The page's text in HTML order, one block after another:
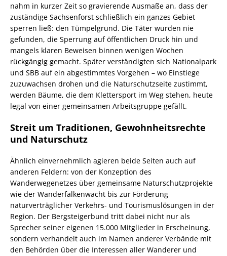
nahm in kurzer Zeit so gravierende Ausmaße an, dass der
zuständige Sachsenforst schließlich ein ganzes Gebiet
sperren ließ: den Tümpelgrund. Die Täter wurden nie
gefunden, die Sperrung auf öffentlichen Druck hin und
mangels klaren Beweisen binnen wenigen Wochen
rückgängig gemacht. Später verständigten sich Nationalpark
und SBB auf ein abgestimmtes Vorgehen – wo Einstiege
zuzuwachsen drohen und die Naturschutzseite zustimmt,
werden Bäume, die dem Klettersport im Weg stehen, heute
legal von einer gemeinsamen Arbeitsgruppe gefällt.
Streit um Traditionen, Gewohnheitsrechte
und Naturschutz
Ähnlich einvernehmlich agieren beide Seiten auch auf
anderen Feldern: von der Konzeption des
Wanderwegenetzes über gemeinsame Naturschutzprojekte
wie der Wanderfalkenwacht bis zur Förderung
naturverträglicher Verkehrs- und Tourismuslösungen in der
Region. Der Bergsteigerbund tritt dabei nicht nur als
Sprecher seiner eigenen 15.000 Mitglieder in Erscheinung,
sondern verhandelt auch im Namen anderer Verbände mit
den Behörden über die Interessen aller Wanderer und